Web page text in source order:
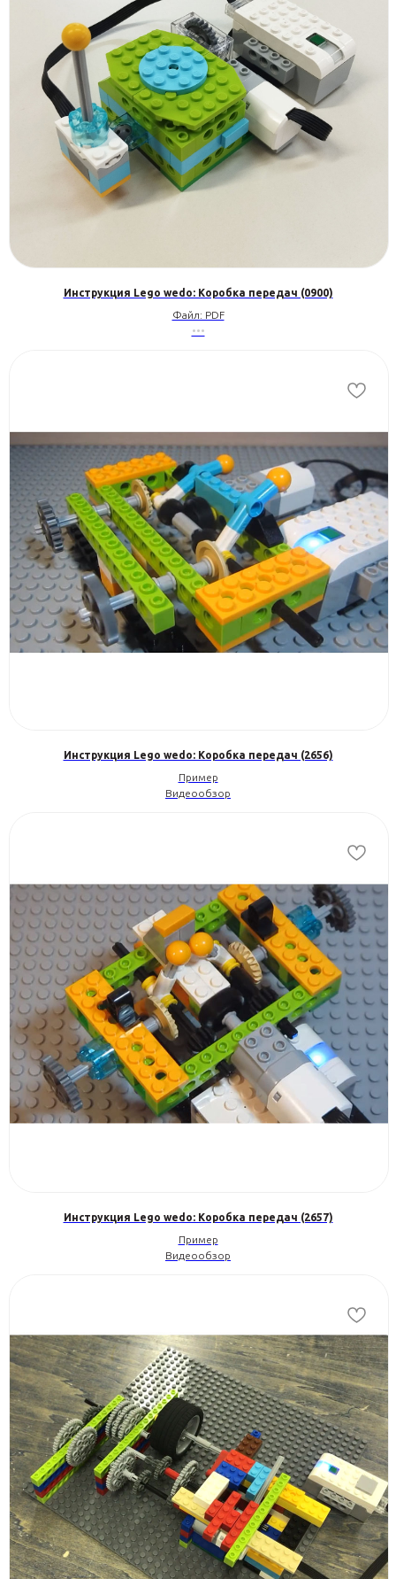
Инструкция Lego wedo: Коробка передач (0900)
Файл: PDF
•••
Инструкция Lego wedo: Коробка передач (2656)
Пример
Видеообзор
Инструкция Lego wedo: Коробка передач (2657)
Пример
Видеообзор